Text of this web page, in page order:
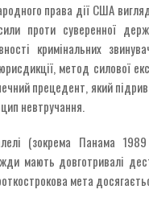
права дії США
проти суверенної
кримінальних
метод силової
прецедент, який
невтручання.
(зокрема Панама
мають довготривалі
мета